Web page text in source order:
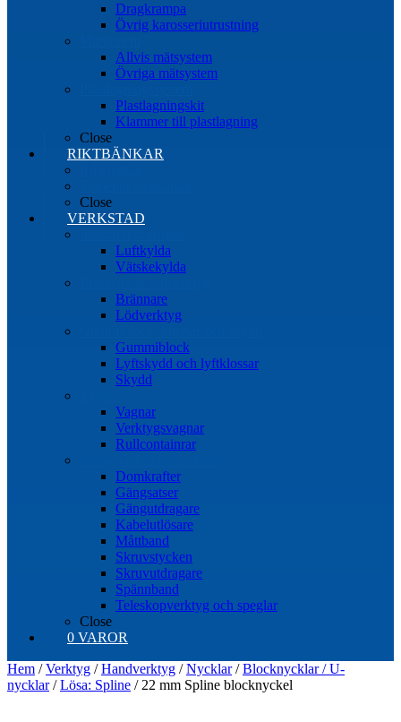
Dragkrampa
Övrig karosseriutrustning
Allvis mätsystem
Övriga mätsystem
Plastlagningskit
Klammer till plastlagning
Close
RIKTBÄNKAR
Close
VERKSTAD
Luftkylda
Vätskekylda
Brännare
Lödverktyg
Gummiblock
Lyftskydd och lyftklossar
Skydd
Vagnar
Verktygsvagnar
Rullcontainrar
Domkrafter
Gängsatser
Gängutdragare
Kabelutlösare
Måttband
Skruvstycken
Skruvutdragare
Spännband
Teleskopverktyg och speglar
Close
0 VAROR
Hem /Verktyg /Handverktyg /Nycklar/Blocknycklar / U-
nycklar/Lösa: Spline / 22 mm Spline blocknyckel